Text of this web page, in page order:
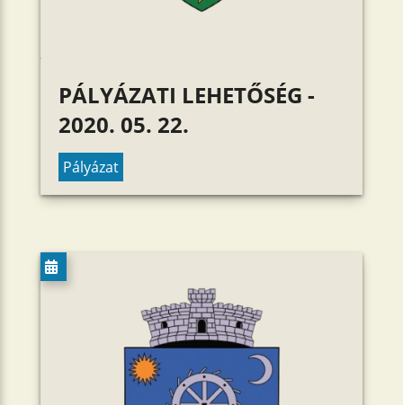
PÁLYÁZATI LEHETŐSÉG -
2020. 05. 22.
Pályázat